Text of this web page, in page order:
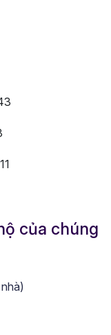
của chúng